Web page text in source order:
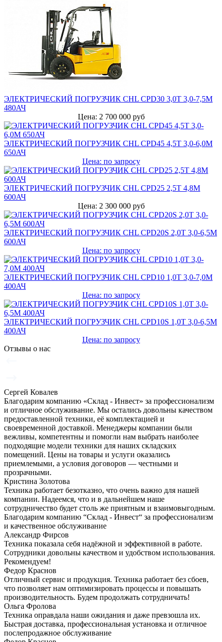
ЭЛЕКТРИЧЕСКИЙ ПОГРУЗЧИК CHL CPD30 3,0Т 3,0-7,5М
480АЧ
Цена: 2 700 000 руб
ЭЛЕКТРИЧЕСКИЙ ПОГРУЗЧИК CHL CPD45 4,5Т 3,0-6,0М
650АЧ
Цена: по запросу
ЭЛЕКТРИЧЕСКИЙ ПОГРУЗЧИК CHL CPD25 2,5Т 4,8М
600АЧ
Цена: 2 300 000 руб
ЭЛЕКТРИЧЕСКИЙ ПОГРУЗЧИК CHL CPD20S 2,0Т 3,0-6,5М
600АЧ
Цена: по запросу
ЭЛЕКТРИЧЕСКИЙ ПОГРУЗЧИК CHL CPD10 1,0Т 3,0-7,0М
400АЧ
Цена: по запросу
ЭЛЕКТРИЧЕСКИЙ ПОГРУЗЧИК CHL CPD10S 1,0Т 3,0-6,5М
400АЧ
Цена: по запросу
Отзывы о нас
Сергей Ковалев
Благодарим компанию «Склад - Инвест» за профессионализм
и отличное обслуживание. Мы остались довольны качеством
предоставленной техники, её комплектацией и
своевременной доставкой. Менеджеры компании были
вежливы, компетентны и помогли нам выбрать наиболее
подходящие модели техники для наших складских
помещений. Цены на товары и услуги оказались
приемлемыми, а условия договоров — честными и
прозрачными.
Кристина Золотова
Техника работает безотказно, что очень важно для нашей
компании. Надеемся, что и в дальнейшем наше
сотрудничество будет столь же приятным и взаимовыгодным.
Благодарим компанию “Склад - Инвест“ за профессионализм
и качественное обслуживание
Александр Фирсов
Техника показала себя надёжной и эффективной в работе.
Сотрудники довольны качеством и удобством использования.
Рекомендуем!
Федор Краснов
Отличный сервис и продукция. Техника работает без сбоев,
что позволяет нам оптимизировать процессы и повышать
производительность. Будем продолжать сотрудничать!
Ольга Фролова
Техника оправдала наши ожидания и даже превзошла их.
Быстрая доставка, профессиональная установка и отличное
послепродажное обслуживание